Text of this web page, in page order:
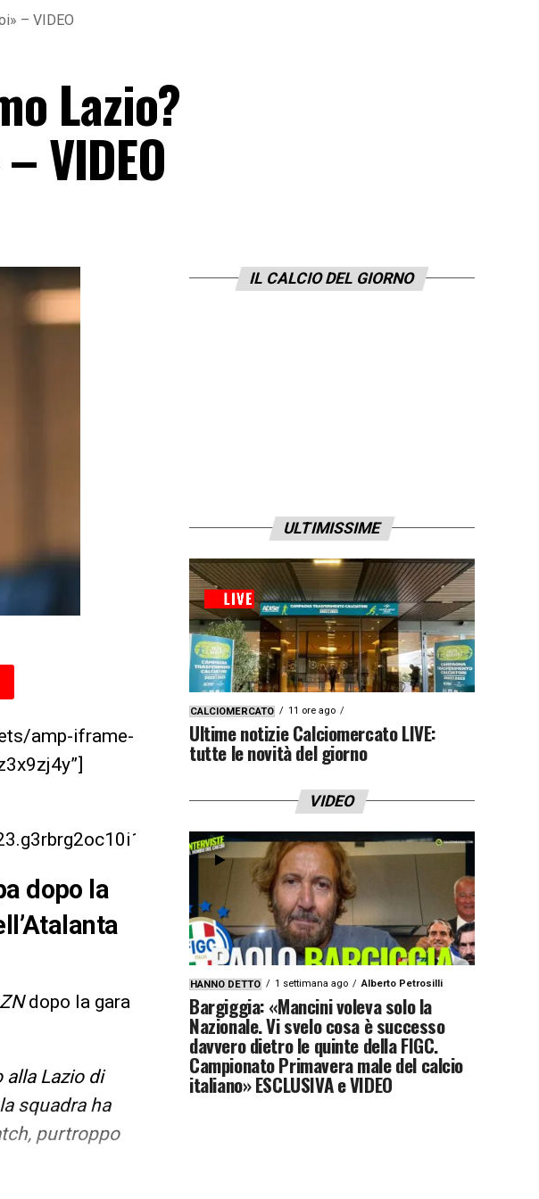
– VIDEO
Lazio?
VIDEO
amp-iframe-
dopo la
dopo la gara
alla Lazio di
squadra ha
purtroppo
IL CALCIO DEL GIORNO
ULTIMISSIME
CALCIOMERCATO 11 ore ago
Ultime notizie Calciomercato LIVE:
tutte le novità del giorno
VIDEO
HANNO DETTO 1 settimana ago Alberto Petrosilli
Bargiggia: «Mancini voleva solo la
Nazionale. Vi svelo cosa è successo
davvero dietro le quinte della FIGC.
Campionato Primavera male del calcio
italiano» ESCLUSIVA e VIDEO